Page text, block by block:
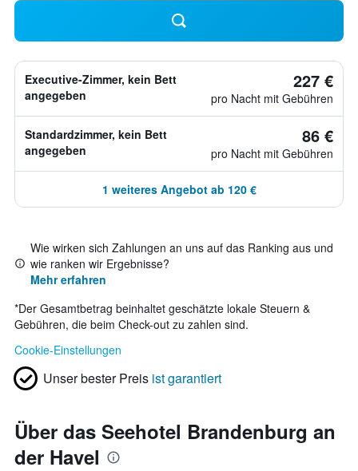
Executive-Zimmer, kein Bett
angegeben
227 €
pro Nacht mit Gebühren
Standardzimmer, kein Bett
angegeben
86 €
pro Nacht mit Gebühren
1 weiteres Angebot ab 120 €
Wie wirken sich Zahlungen an uns auf das Ranking aus und
wie ranken wir Ergebnisse?
Mehr erfahren
*Der Gesamtbetrag beinhaltet geschätzte lokale Steuern &
Gebühren, die beim Check-out zu zahlen sind.
Cookie-Einstellungen
Unser bester Preis ist garantiert
Über das Seehotel Brandenburg an
der Havel